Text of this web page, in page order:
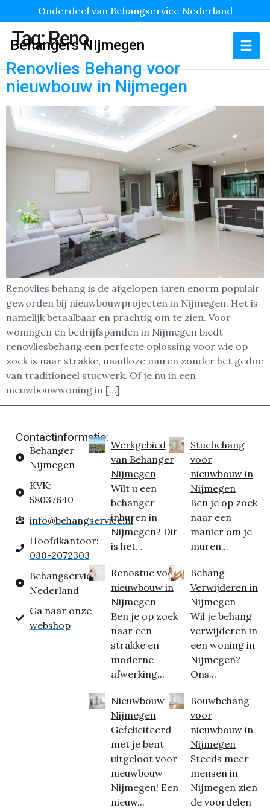
Onderdeel van Behangservice Nederland
Behangers Nijmegen
Tag:Reno
Renovlies Behang voor
nieuwbouw in Nijmegen
Renovlies behang is de afgelopen jaren enorm populair
geworden bij nieuwbouwprojecten in Nijmegen. Het is
namelijk betaalbaar en prachtig om te zien. Voor
woningen en bedrijfspanden in Nijmegen biedt
renovliesbehang een perfecte oplossing voor wie op
zoek is naar strakke, naadloze muren zonder het gedoe
van traditioneel stucwerk. Of je nu in een
nieuwbouwwoning in […]
Contactinformatie:
Behanger
Nijmegen
KVK:
58037640
info@behangservice.nl
Hoofdkantoor:
030-2072303
Behangservice
Nederland
Ga naar onze
webshop
Werkgebied
van Behanger
Nijmegen
Wilt u een
behanger
inhuren in
Nijmegen? Dit
is het...
Renostuc voor
nieuwbouw in
Nijmegen
Ben je op zoek
naar een
strakke en
moderne
afwerking...
Nieuwbouw
Nijmegen
Gefeliciteerd
met je bent
uitgeloot voor
nieuwbouw
Nijmegen! Een
nieuw...
Stucbehang
voor
nieuwbouw in
Nijmegen
Ben je op zoek
naar een
manier om je
muren...
Behang
Verwijderen in
Nijmegen
Wil je behang
verwijderen in
een woning in
Nijmegen?
Ons...
Bouwbehang
voor
nieuwbouw in
Nijmegen
Steeds meer
mensen in
Nijmegen zien
de voordelen